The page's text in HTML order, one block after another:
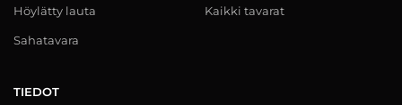
Höylätty lauta
Sahatavara
Kaikki tavarat
TIEDOT